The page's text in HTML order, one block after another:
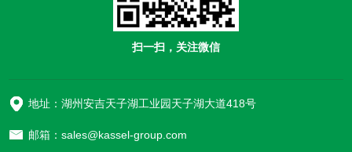
扫一扫，关注微信
地址：湖州安吉天子湖工业园天子湖大道418号
邮箱：sales@kassel-group.com